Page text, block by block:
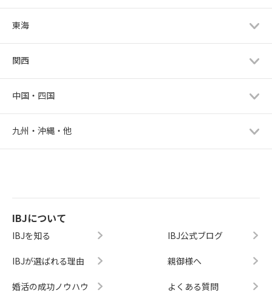
東海
関西
中国・四国
九州・沖縄・他
IBJについて
IBJを知る
IBJが選ばれる理由
婚活の成功ノウハウ
IBJ公式ブログ
親御様へ
よくある質問